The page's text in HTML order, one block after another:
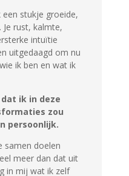
stukje groeide,
rust, kalmte,
intuïtie
uitgedaagd om nu
ik ben en wat ik
ik in deze
zou
persoonlijk.
samen doelen
meer dan dat uit
in mij wat ik zelf